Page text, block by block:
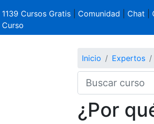
1139 Cursos Gratis Comunidad Chat
Curso
Inicio Expertos
¿Por